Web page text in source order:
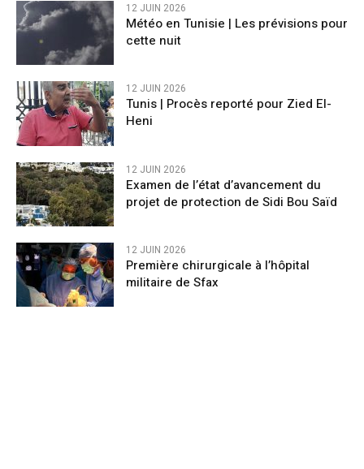
12 JUIN 2026
Météo en Tunisie | Les prévisions pour
cette nuit
12 JUIN 2026
Tunis | Procès reporté pour Zied El-
Heni
12 JUIN 2026
Examen de l’état d’avancement du
projet de protection de Sidi Bou Saïd
12 JUIN 2026
Première chirurgicale à l’hôpital
militaire de Sfax